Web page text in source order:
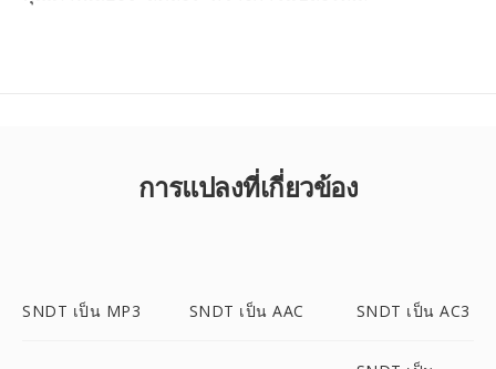
การแปลงที่เกี่ยวข้อง
SNDT เป็น MP3 SNDT เป็น AAC SNDT เป็น AC3